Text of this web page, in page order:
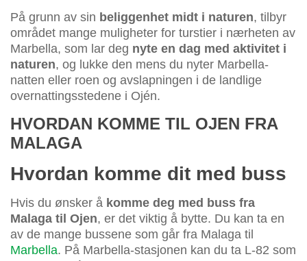
På grunn av sin beliggenhet midt i naturen, tilbyr
området mange muligheter for turstier i nærheten av
Marbella, som lar deg nyte en dag med aktivitet i
naturen, og lukke den mens du nyter Marbella-
natten eller roen og avslapningen i de landlige
overnattingsstedene i Ojén.
HVORDAN KOMME TIL OJEN FRA
MALAGA
Hvordan komme dit med buss
Hvis du ønsker å komme deg med buss fra
Malaga til Ojen, er det viktig å bytte. Du kan ta en
av de mange bussene som går fra Malaga til
Marbella. På Marbella-stasjonen kan du ta L-82 som